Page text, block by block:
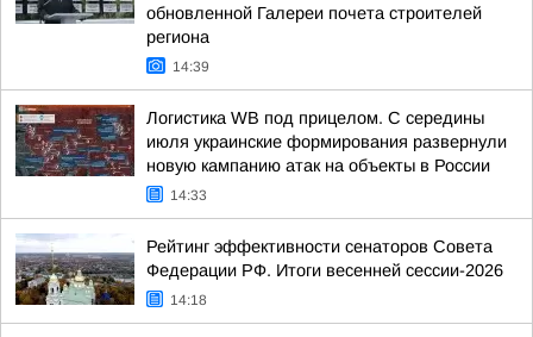
обновленной Галереи почета строителей
региона
14:39
Логистика WB под прицелом. С середины
июля украинские формирования развернули
новую кампанию атак на объекты в России
14:33
Рейтинг эффективности сенаторов Совета
Федерации РФ. Итоги весенней сессии-2026
14:18